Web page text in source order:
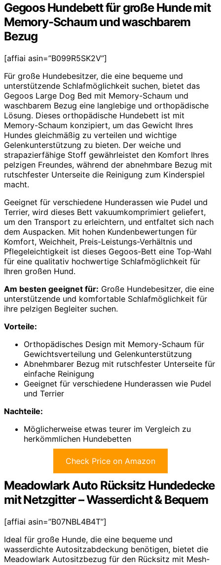
Gegoos Hundebett für große Hunde mit
Memory-Schaum und waschbarem
Bezug
[affiai asin=”B099R5SK2V”]
Für große Hundebesitzer, die eine bequeme und
unterstützende Schlafmöglichkeit suchen, bietet das
Gegoos Large Dog Bed mit Memory-Schaum und
waschbarem Bezug eine langlebige und orthopädische
Lösung. Dieses orthopädische Hundebett ist mit
Memory-Schaum konzipiert, um das Gewicht Ihres
Hundes gleichmäßig zu verteilen und wichtige
Gelenkunterstützung zu bieten. Der weiche und
strapazierfähige Stoff gewährleistet den Komfort Ihres
pelzigen Freundes, während der abnehmbare Bezug mit
rutschfester Unterseite die Reinigung zum Kinderspiel
macht.
Geeignet für verschiedene Hunderassen wie Pudel und
Terrier, wird dieses Bett vakuumkomprimiert geliefert,
um den Transport zu erleichtern, und entfaltet sich nach
dem Auspacken. Mit hohen Kundenbewertungen für
Komfort, Weichheit, Preis-Leistungs-Verhältnis und
Pflegeleichtigkeit ist dieses Gegoos-Bett eine Top-Wahl
für eine qualitativ hochwertige Schlafmöglichkeit für
Ihren großen Hund.
Am besten geeignet für: Große Hundebesitzer, die eine
unterstützende und komfortable Schlafmöglichkeit für
ihre pelzigen Begleiter suchen.
Vorteile:
Orthopädisches Design mit Memory-Schaum für
Gewichtsverteilung und Gelenkunterstützung
Abnehmbarer Bezug mit rutschfester Unterseite für
einfache Reinigung
Geeignet für verschiedene Hunderassen wie Pudel
und Terrier
Nachteile:
Möglicherweise etwas teurer im Vergleich zu
herkömmlichen Hundebetten
Check Price on Amazon
Meadowlark Auto Rücksitz Hundedecke
mit Netzgitter – Wasserdicht & Bequem
[affiai asin=”B07NBL4B4T”]
Ideal für große Hunde, die eine bequeme und
wasserdichte Autositzabdeckung benötigen, bietet die
Meadowlark Autositzbezug für den Rücksitz mit Mesh-